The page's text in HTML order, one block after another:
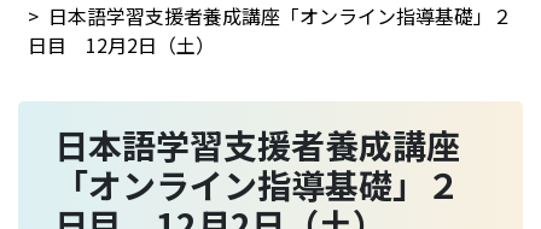
日本語学習支援者養成講座「オンライン指導基礎」２
日目 12月2日（土）
日本語学習支援者養成講座
「オンライン指導基礎」２